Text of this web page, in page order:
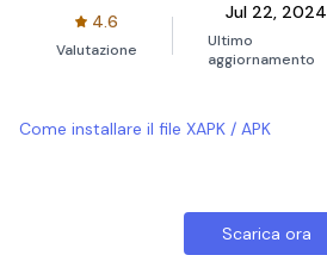
4.6
Valutazione
Jul 22, 2024
Ultimo
aggiornamento
Come installare il file XAPK / APK
Scarica ora